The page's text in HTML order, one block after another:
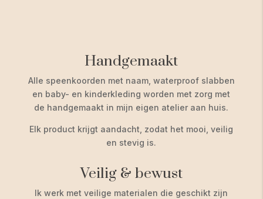
Handgemaakt
Alle speenkoorden met naam, waterproof slabben
en baby- en kinderkleding worden met zorg met
de handgemaakt in mijn eigen atelier aan huis.
Elk product krijgt aandacht, zodat het mooi, veilig
en stevig is.
Veilig & bewust
Ik werk met veilige materialen die geschikt zijn